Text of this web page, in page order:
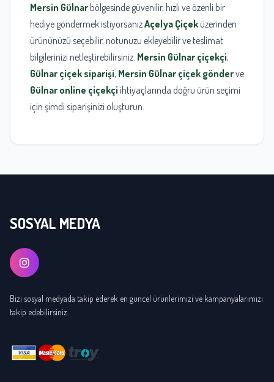
Mersin Gülnar bölgesinde güvenilir, hızlı ve özenli bir
hediye göndermek istiyorsanızAçelya Çiçek üzerinden
ürününüzü seçebilir, notunuzu ekleyebilir ve teslimat
bilgilerinizi netleştirebilirsiniz. Mersin Gülnar çiçekçi,
Gülnar çiçek siparişi, Mersin Gülnar çiçek gönderve
Gülnar online çiçekçi ihtiyaçlarında doğru ürün seçimi
için şimdi siparişinizi oluşturun.
SOSYAL MEDYA
Bizi sosyal medyada takip ederek en güncel ürünlerimizi ve kampanyalarımızı
takip edebilirsiniz.